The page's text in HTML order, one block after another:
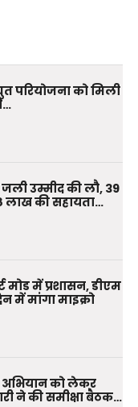
परियोजना को मिली
उम्मीद की लौ, 39
लाख की सहायता…
में प्रशासन, डीएम
में मांगा माइक्रो
अभियान को लेकर
ने की समीक्षा बैठक…